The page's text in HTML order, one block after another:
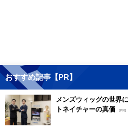
おすすめ記事【PR】
メンズウィッグの世界
トネイチャーの真価 [PR]